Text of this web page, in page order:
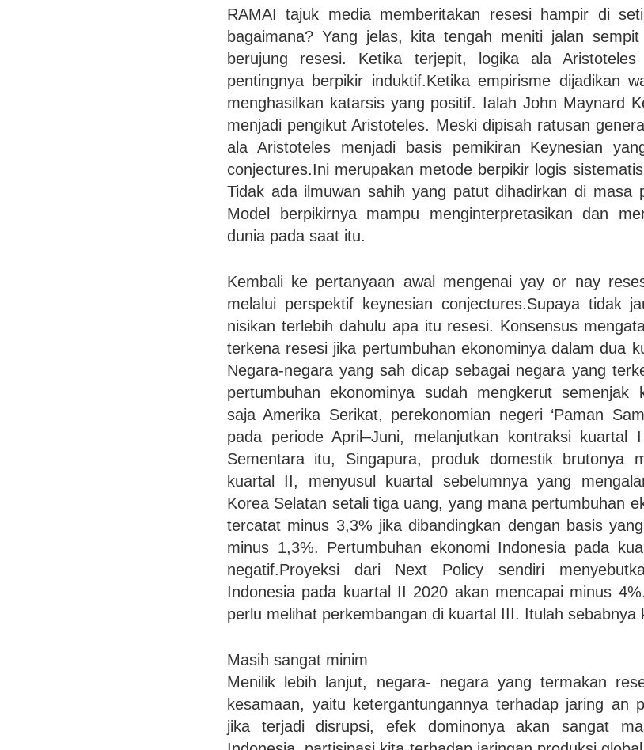
RAMAI tajuk media memberitakan resesi hampir di
bagaimana? Yang jelas, kita tengah meniti jalan
berujung resesi. Ketika terjepit, logika ala
pentingnya berpikir induktif.Ketika empirisme dijadikan
menghasilkan katarsis yang positif. Ialah John Maynard
menjadi pengikut Aristoteles. Meski dipisah ratusan
ala Aristoteles menjadi basis pemikiran Keynesian
conjectures.Ini merupakan metode berpikir logis
Tidak ada ilmuwan sahih yang patut dihadirkan di masa
Model berpikirnya mampu menginterpretasikan dan
dunia pada saat itu.
Kembali ke pertanyaan awal mengenai yay or nay
melalui perspektif keynesian conjectures.Supaya tidak
nisikan terlebih dahulu apa itu resesi. Konsensus
terkena resesi jika pertumbuhan ekonominya dalam dua
Negara-negara yang sah dicap sebagai negara yang
pertumbuhan ekonominya sudah mengkerut semenjak
saja Amerika Serikat, perekonomian negeri ‘Paman
pada periode April–Juni, melanjutkan kontraksi
Sementara itu, Singapura, produk domestik brutonya
kuartal II, menyusul kuartal sebelumnya yang
Korea Selatan setali tiga uang, yang mana pertumbuhan
tercatat minus 3,3% jika dibandingkan dengan basis
minus 1,3%. Pertumbuhan ekonomi Indonesia pada
negatif.Proyeksi dari Next Policy sendiri
Indonesia pada kuartal II 2020 akan mencapai minus
perlu melihat perkembangan di kuartal III. Itulah sebabnya
Masih sangat minim
Menilik lebih lanjut, negara- negara yang termakan
kesamaan, yaitu ketergantungannya terhadap jaring an
jika terjadi disrupsi, efek dominonya akan sangat